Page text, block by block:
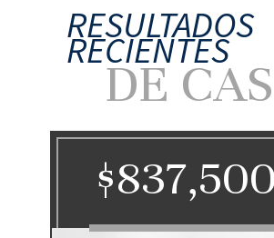
RESULTADOS
RECIENTES
DE
$837,500